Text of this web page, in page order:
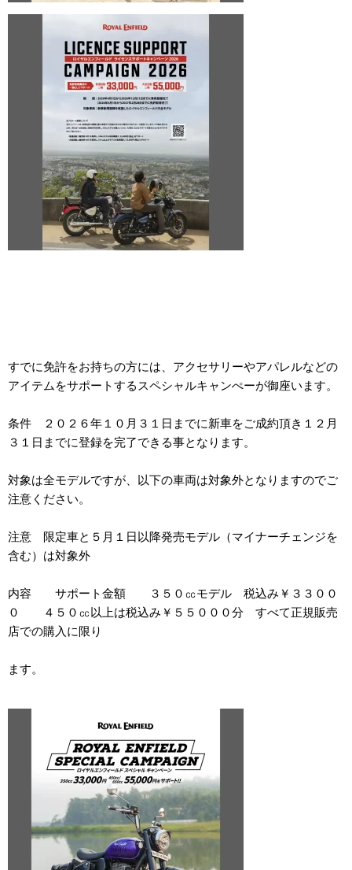
すでに免許をお持ちの方には、アクセサリーやアパレルなどの
アイテムをサポートするスペシャルキャンぺーが御座います。
条件 ２０２６年１０月３１日までに新車をご成約頂き１２月
３１日までに登録を完了できる事となります。
対象は全モデルですが、以下の車両は対象外となりますのでご
注意ください。
注意 限定車と５月１日以降発売モデル（マイナーチェンジを
含む）は対象外
内容 サポート金額 ３５０㏄モデル 税込み￥３３００
０ ４５０㏄以上は税込み￥５５０００分 すべて正規販売
店での購入に限り
ます。